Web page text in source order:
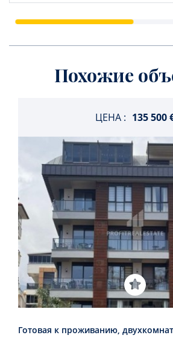
Похожие
ЦЕНА : 135 500
Готовая к проживанию,